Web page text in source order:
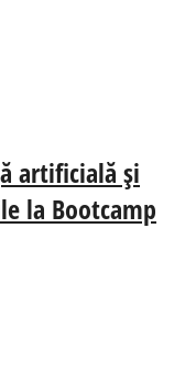
artificială și
la Bootcamp